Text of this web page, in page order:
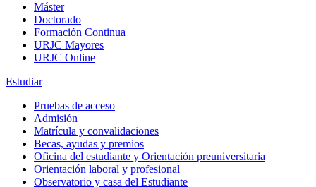
Máster
Doctorado
Formación Continua
URJC Mayores
URJC Online
Estudiar
Pruebas de acceso
Admisión
Matrícula y convalidaciones
Becas, ayudas y premios
Oficina del estudiante y Orientación preuniversitaria
Orientación laboral y profesional
Observatorio y casa del Estudiante